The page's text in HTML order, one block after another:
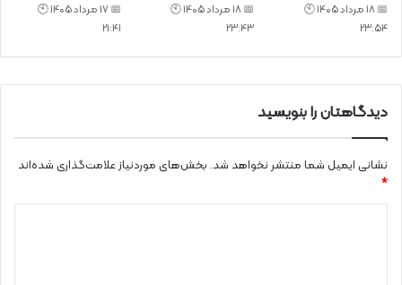
📅 18 مرداد 1405 🕙
23:54
📅 18 مرداد 1405 🕙
23:43
📅 17 مرداد 1405 🕙
21:41
دیدگاهتان را بنویسید
نشانی ایمیل شما منتشر نخواهد شد. بخش‌های موردنیاز علامت‌گذاری شده‌اند
*